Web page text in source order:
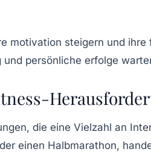
, die eine Vielzahl an
einen Halbmarathon,